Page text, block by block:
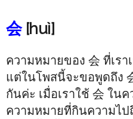
会[huì]
ความหมายของ 会 ที่เรา
แต่ในโพสนี้จะขอพูดถึง
กันค่ะ เมื่อเราใช้ 会 ใน
ความหมายที่กินความไป